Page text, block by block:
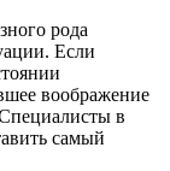
рода
Если
воображение
в
самый